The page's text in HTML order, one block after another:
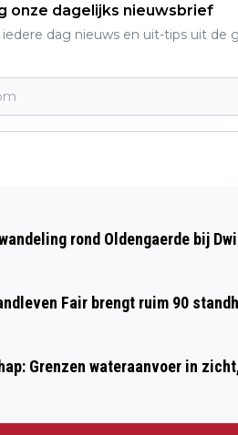
onze dagelijks nieuwsbrief
dag nieuws en uit-tips uit
SLUIT
AF
rond Oldengaerde bij
Fair brengt ruim 90
Grenzen wateraanvoer in